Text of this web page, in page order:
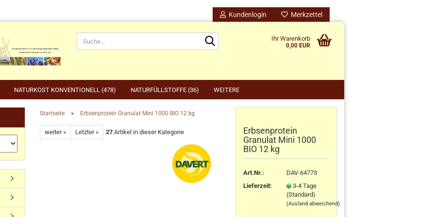
Kundenlogin
Passwort vergessen?
Merkzettel
Ihr Warenkorb
0,00 EUR
NATURKOST KONVENTIONELL (478) NATURFÜLLSTOFFE (36) WEITERE
anzeigen
& Winterfütterung
Gartenbedarf anzeigen
Compo
Grillen, Grillbedarf, Holzkohle
benido kreativ anzeigen
Taschen
Startseite » Erbsenprotein Granulat Mini 1000 BIO 12 kg
weiter » Letzter » 27 Artikel in dieser Kategorie
Erbsenprotein
Granulat Mini 1000
BIO 12 kg
Art.Nr.:
DAV-64773
Lieferzeit:
3-4 Tage
(Standard)
(Ausland abweichend)